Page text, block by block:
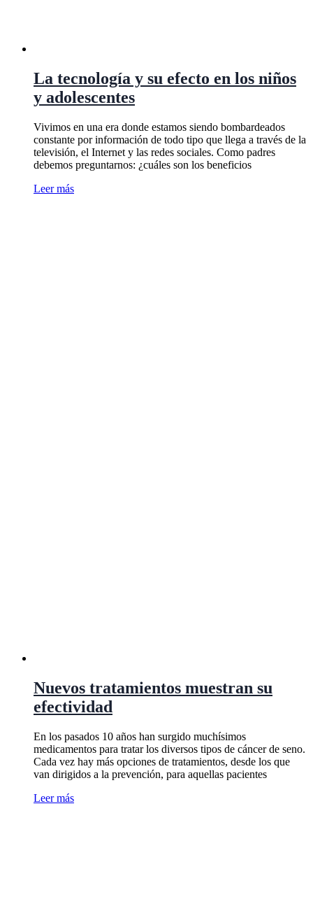
La tecnología y su efecto en los niños
y adolescentes
Vivimos en una era donde estamos siendo bombardeados
constante por información de todo tipo que llega a través de la
televisión, el Internet y las redes sociales. Como padres
debemos preguntarnos: ¿cuáles son los beneficios
Leer más
Nuevos tratamientos muestran su
efectividad
En los pasados 10 años han surgido muchísimos
medicamentos para tratar los diversos tipos de cáncer de seno.
Cada vez hay más opciones de tratamientos, desde los que
van dirigidos a la prevención, para aquellas pacientes
Leer más